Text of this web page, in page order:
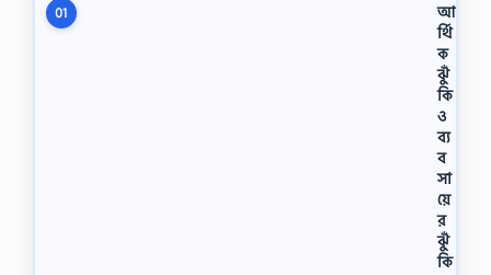
01
আ
র্থি
ক
ঝুঁ
কি
ও
ব্য
ব
সা
য়ে
র
ঝুঁ
কি